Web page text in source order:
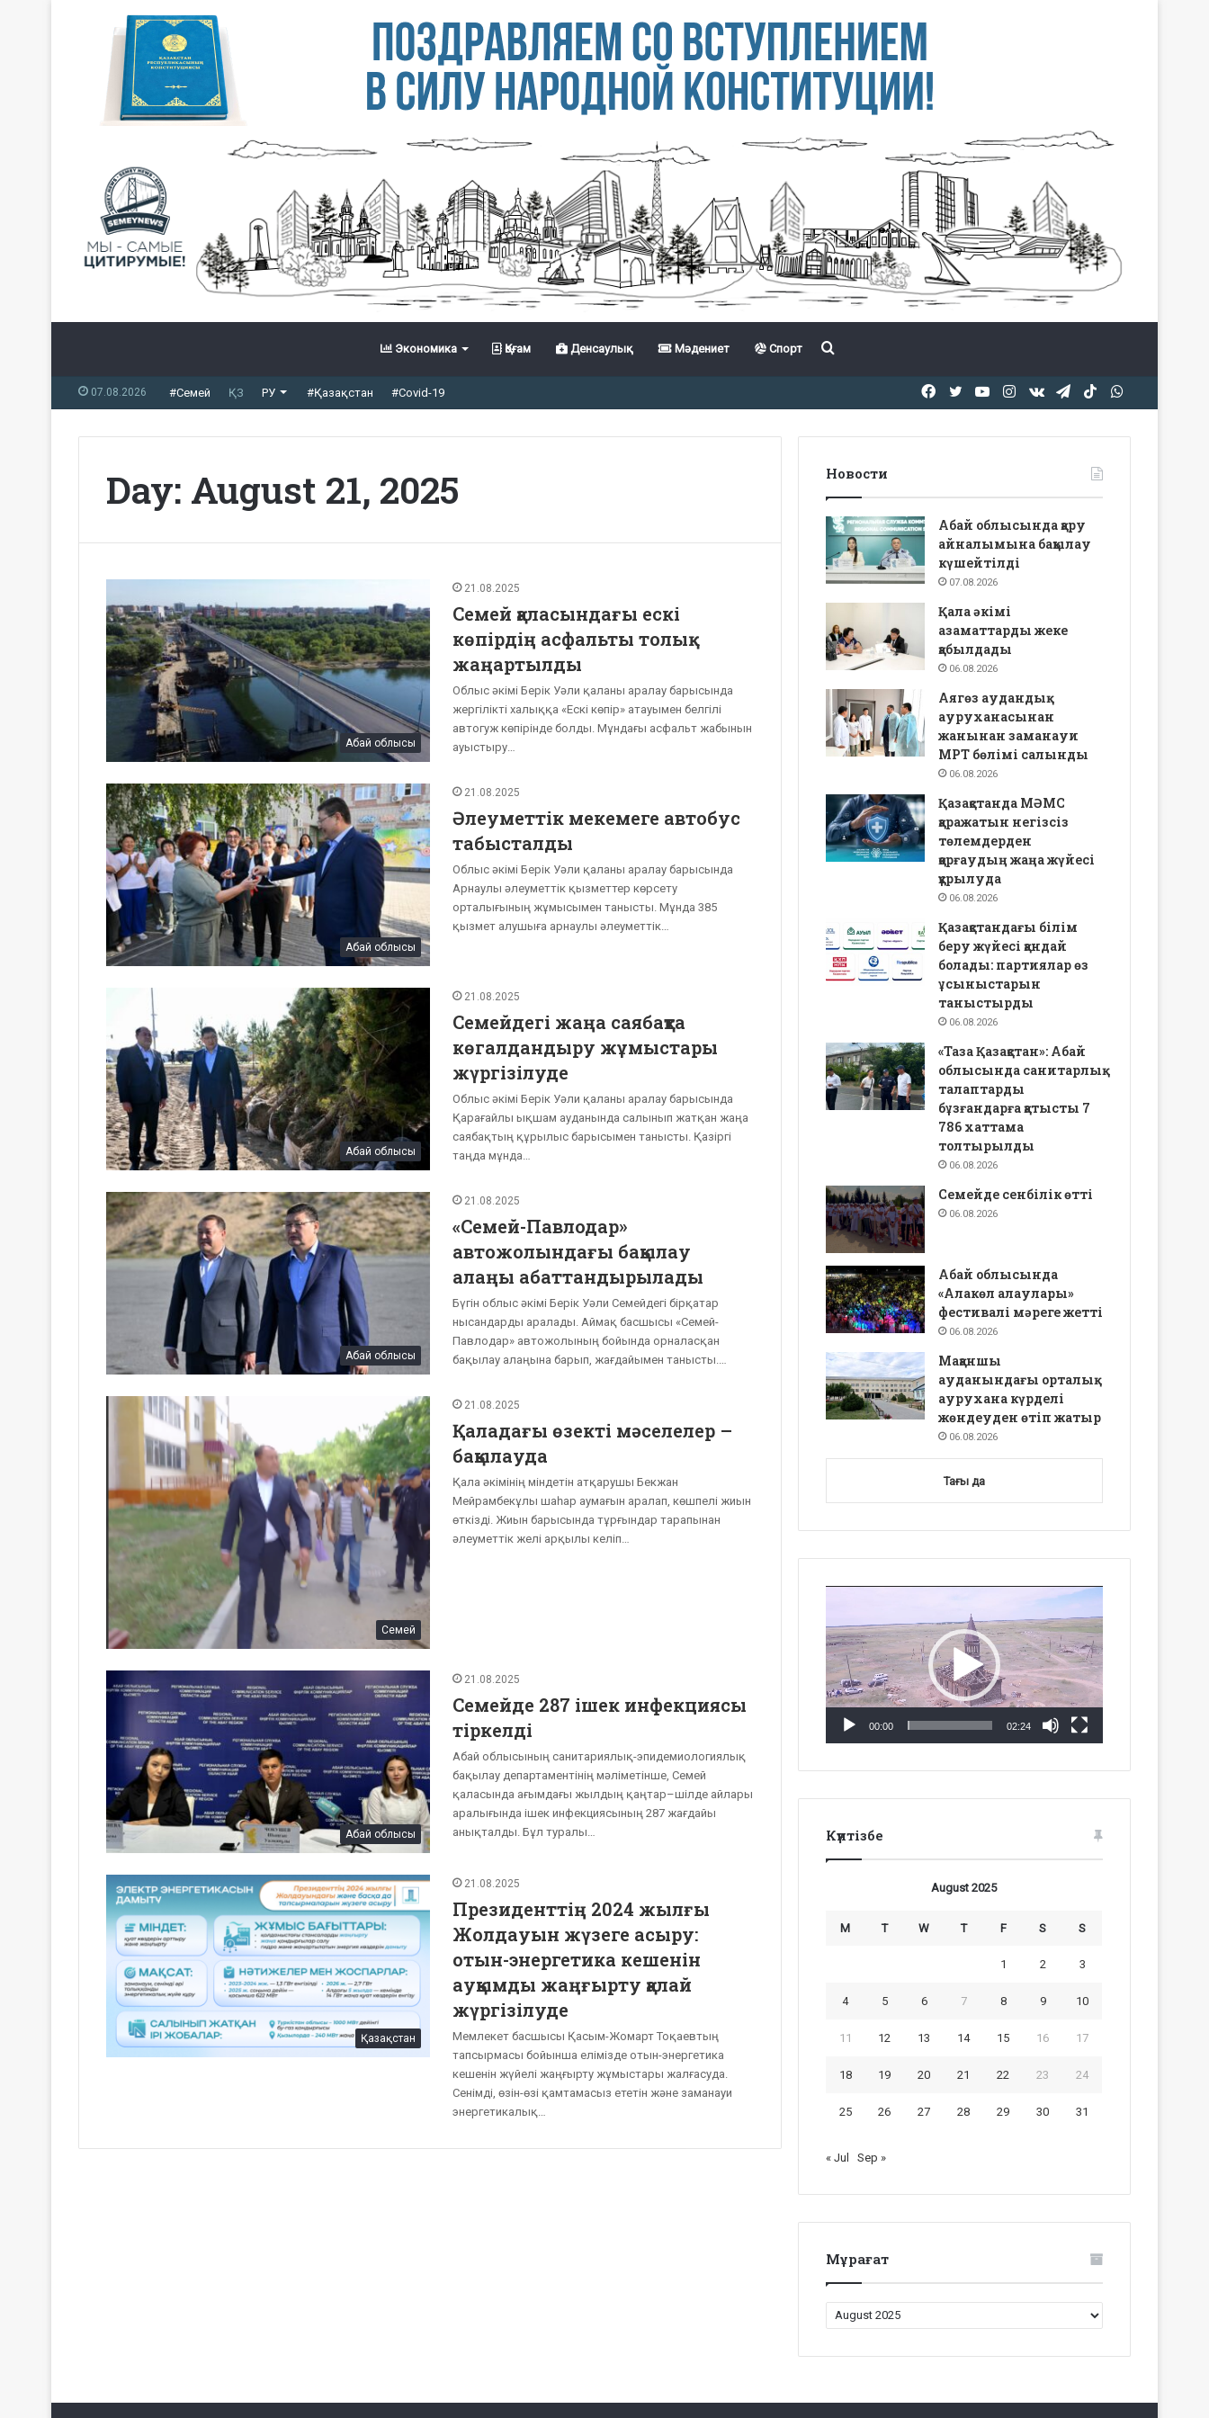
Экономика Қоғам Денсаулық Мәдениет Спорт
07.08.2026 #Семей ҚЗ РУ #Қазақстан #Covid-19 TikTok
Telegram
vk.com
Instagram
YouTube
Twitter
Facebook
Day: August 21, 2025
Абай облысы
21.08.2025
Семей қаласындағы ескі
көпірдің асфальты толық
жаңартылды
Облыс әкімі Берік Уәли қаланы аралау барысында
жергілікті халыққа «Ескі көпір» атауымен белгілі
автогуж көпірінде болды. Мұндағы асфальт жабынын
ауыстыру…
Абай облысы
21.08.2025
Әлеуметтік мекемеге автобус
табысталды
Облыс әкімі Берік Уәли қаланы аралау барысында
Арнаулы әлеуметтік қызметтер көрсету
орталығының жұмысымен танысты. Мұнда 385
қызмет алушыға арнаулы әлеуметтік…
Абай облысы
21.08.2025
Семейдегі жаңа саябақта
көгалдандыру жұмыстары
жүргізілуде
Облыс әкімі Берік Уәли қаланы аралау барысында
Қарағайлы ықшам ауданында салынып жатқан жаңа
саябақтың құрылыс барысымен танысты. Қазіргі
таңда мұнда…
Абай облысы
21.08.2025
«Семей-Павлодар»
автожолындағы бақылау
алаңы абаттандырылады
Бүгін облыс әкімі Берік Уәли Семейдегі бірқатар
нысандарды аралады. Аймақ басшысы «Семей-
Павлодар» автожолының бойында орналасқан
бақылау алаңына барып, жағдайымен танысты.…
Семей
21.08.2025
Қаладағы өзекті мәселелер –
бақылауда
Қала әкімінің міндетін атқарушы Бекжан
Мейрамбекұлы шаһар аумағын аралап, көшпелі жиын
өткізді. Жиын барысында тұрғындар тарапынан
әлеуметтік желі арқылы келіп…
Абай облысы
21.08.2025
Семейде 287 ішек инфекциясы
тіркелді
Абай облысының санитариялық-эпидемиологиялық
бақылау департаментінің мәліметінше, Семей
қаласында ағымдағы жылдың қаңтар–шілде айлары
аралығында ішек инфекциясының 287 жағдайы
анықталды. Бұл туралы…
Қазақстан
21.08.2025
Президенттің 2024 жылғы
Жолдауын жүзеге асыру:
отын-энергетика кешенін
ауқымды жаңғырту қалай
жүргізілуде
Мемлекет басшысы Қасым-Жомарт Тоқаевтың
тапсырмасы бойынша елімізде отын-энергетика
кешенін жүйелі жаңғырту жұмыстары жалғасуда.
Сенімді, өзін-өзі қамтамасыз ететін және заманауи
энергетикалық…
Новости
Абай облысында қару
айналымына бақылау
күшейтілді
07.08.2026
Қала әкімі
азаматтарды жеке
қабылдады
06.08.2026
Аягөз аудандық
ауруханасынан
жанынан заманауи
МРТ бөлімі салынды
06.08.2026
Қазақстанда МӘМС
қаражатын негізсіз
төлемдерден
қорғаудың жаңа жүйесі
құрылуда
06.08.2026
Қазақстандағы білім
беру жүйесі қандай
болады: партиялар өз
ұсыныстарын
таныстырды
06.08.2026
«Таза Қазақстан»: Абай
облысында санитарлық
талаптарды
бұзғандарға қатысты 7
786 хаттама
толтырылды
06.08.2026
Семейде сенбілік өтті
06.08.2026
Абай облысында
«Алакөл алаулары»
фестивалі мәреге жетті
06.08.2026
Мақаншы
ауданындағы орталық
аурухана күрделі
жөндеуден өтіп жатыр
06.08.2026
Тағы да
00:00 02:24
Күнтізбе
August 2025
M T W T F S S
1 2 3
4 5 6 7 8 9 10
11 12 13 14 15 16 17
18 19 20 21 22 23 24
25 26 27 28 29 30 31
« Jul Sep »
Мұрағат
Мұрағат